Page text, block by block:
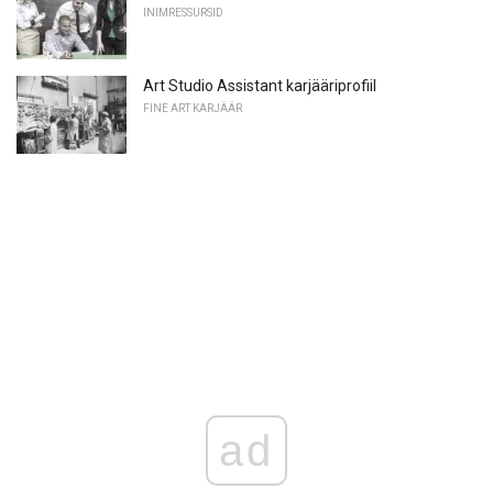
INIMRESSURSID
Art Studio Assistant karjääriprofiil
FINE ART KARJÄÄR
ad